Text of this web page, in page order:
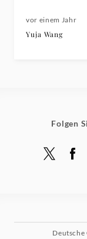
vor einem Jahr
Yuja Wang
Folgen
Deutsche